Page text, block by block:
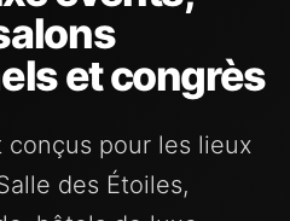
et congrès
conçus pour les lieux
des Étoiles,